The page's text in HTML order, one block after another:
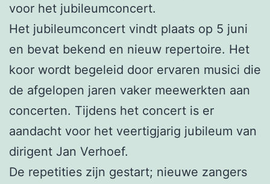
voor het jubileumconcert.
Het jubileumconcert vindt plaats op 5 juni
en bevat bekend en nieuw repertoire. Het
koor wordt begeleid door ervaren musici die
de afgelopen jaren vaker meewerkten aan
concerten. Tijdens het concert is er
aandacht voor het veertigjarig jubileum van
dirigent Jan Verhoef.
De repetities zijn gestart; nieuwe zangers